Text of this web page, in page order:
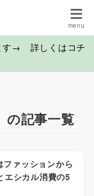
す→ 詳しくはコチ
の記事一覧
ファッションから
エシカル消費の5